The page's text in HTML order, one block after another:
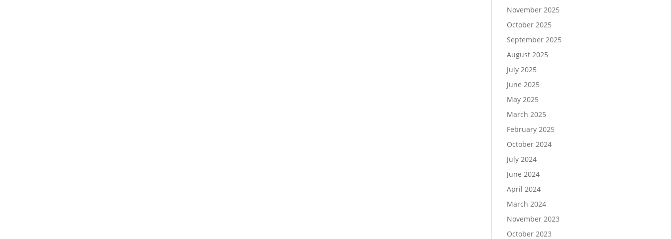
November 2025
October 2025
September 2025
August 2025
July 2025
June 2025
May 2025
March 2025
February 2025
October 2024
July 2024
June 2024
April 2024
March 2024
November 2023
October 2023